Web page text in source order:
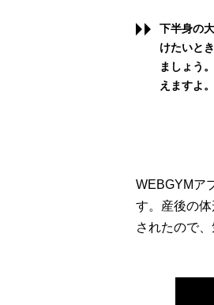
下半身の
けたいと
ましょう
えますよ。
WEBGYMア
す。産後の
されたので